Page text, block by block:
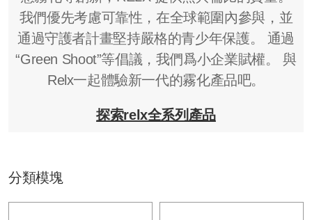
我們優先考慮可靠性，在全球範圍內參與，並
通過守護者計畫堅持嚴格的青少年保護。 通過
“Green Shoot”等倡議，我們爲小企業賦權。 與
Relx一起體驗新一代的霧化產品吧。
探索relx全系列產品
分類模塊